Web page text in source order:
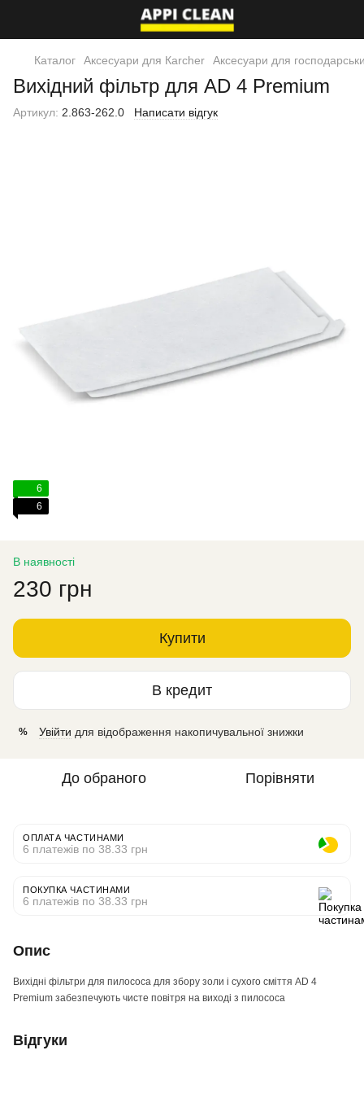
Каталог Аксесуари для Кarcher Аксесуари для
Вихідний фільтр для AD 4 Premium
Артикул: 2.863-262.0 Написати відгук
6
6
В наявності
230 грн
Купити
В кредит
% Увійти для відображення накопичувальної знижки
До обраного Порівняти
ОПЛАТА ЧАСТИНАМИ
6 платежів по 38.33 грн
ПОКУПКА ЧАСТИНАМИ
6 платежів по 38.33 грн
Опис
Вихідні фільтри для пилососа для збору золи і сухого сміття AD 4
Premium забезпечують чисте повітря на виході з пилососа
Відгуки